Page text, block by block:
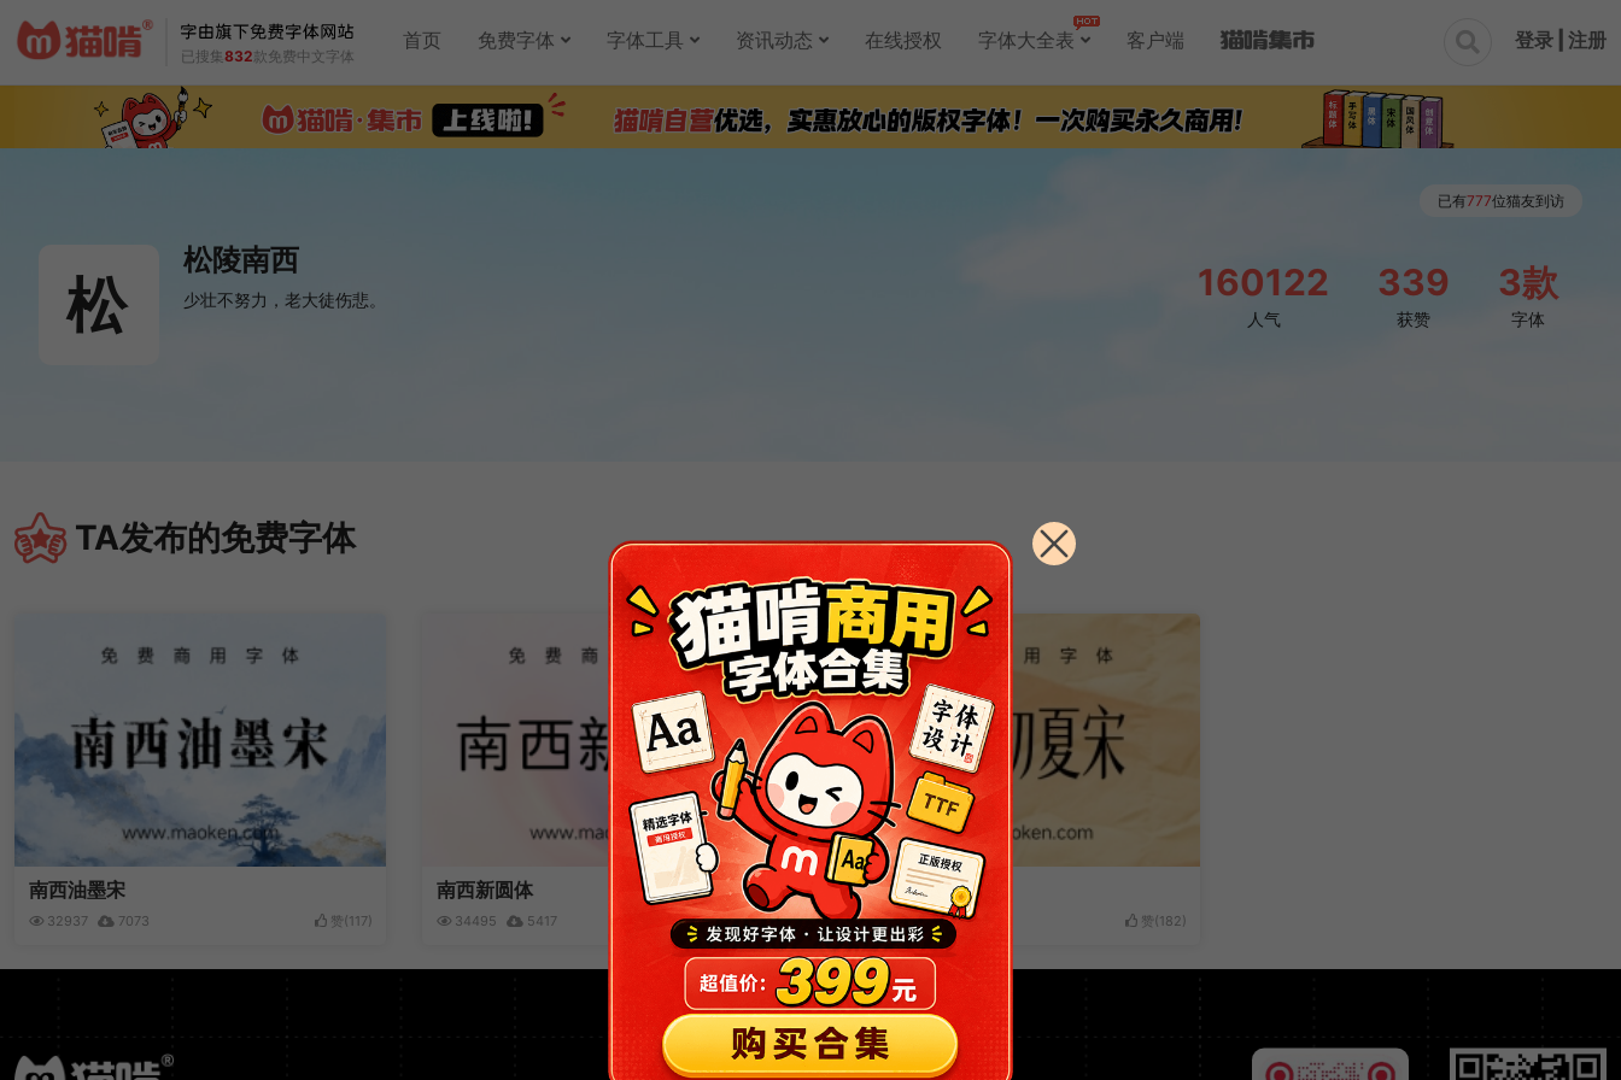
已搜集832款免费中文字体
首页 免费字体 字体工具 资讯动态 在线授权 字体大全表 客户端  登录 | 注册
松
松陵南西
少壮不努力，老大徒伤悲。 160122
人气
339
获赞
3款
字体
已有777位猫友到访
 TA发布的免费字体
南西油墨宋
32937 7073 赞( 117)
南西新圆体
34495 5417 赞(40)
南西初夏宋
92690 21130 赞( 182 )